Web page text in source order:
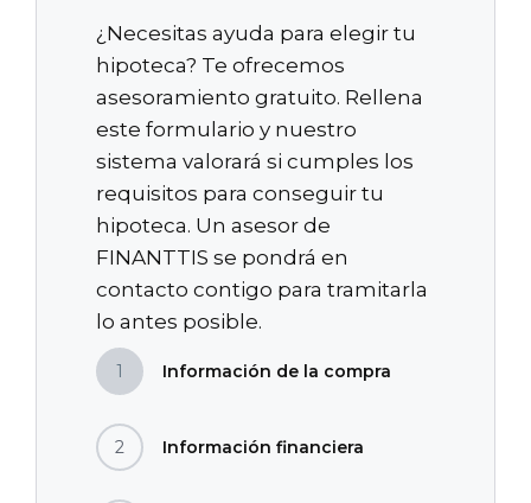
¿Necesitas ayuda para elegir tu
hipoteca? Te ofrecemos
asesoramiento gratuito. Rellena
este formulario y nuestro
sistema valorará si cumples los
requisitos para conseguir tu
hipoteca. Un asesor de
FINANTTIS se pondrá en
contacto contigo para tramitarla
lo antes posible.
1 Información de la compra
2 Información financiera